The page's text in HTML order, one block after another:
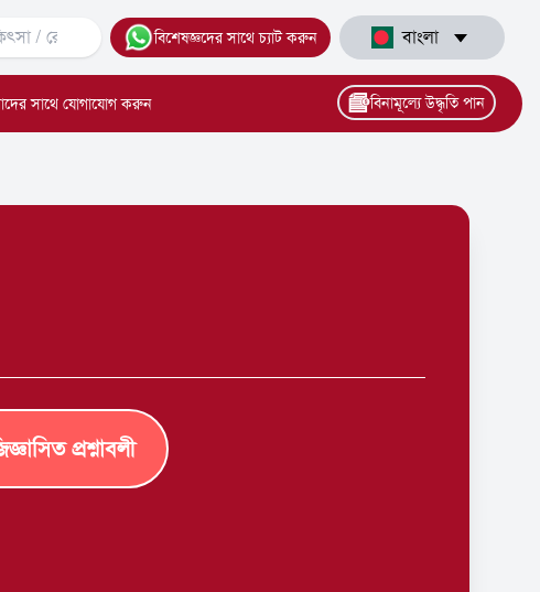
বিশেষজ্ঞদের সাথে চ্যাট করুন বাংলা
সাথে যোগাযোগ করুন বিনামূল্যে উদ্ধৃতি পান
প্রশ্নাবলী